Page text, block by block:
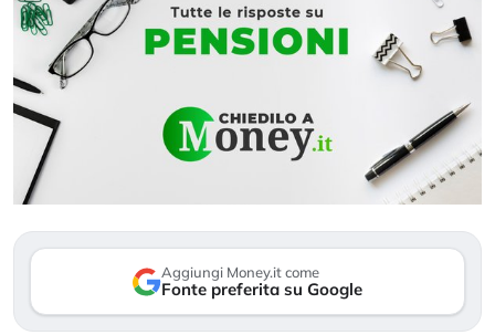
Aggiungi Money.it come
Fonte preferita su Google